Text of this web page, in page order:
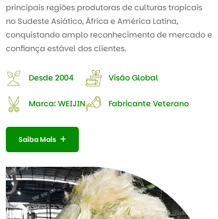
principais regiões produtoras de culturas tropicais
no Sudeste Asiático, África e América Latina,
conquistando amplo reconhecimento de mercado e
confiança estável dos clientes.
Desde 2004
Marca: WEIJIN
Visão Global
Fabricante Veterano
Saiba Mais